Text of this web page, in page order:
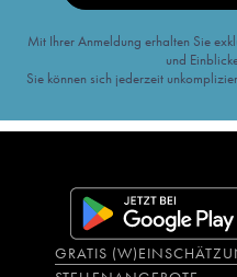
Mit Ihrer Anmeldung erhalten Sie
und
Sie können sich jederzeit
GRATIS